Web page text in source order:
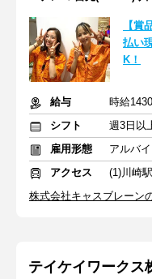
【賞
払い
K！
給与
シフト
雇用形態
アルバ
アクセス
(1)川崎
株式会社キャスブレーン
テイケイワークス